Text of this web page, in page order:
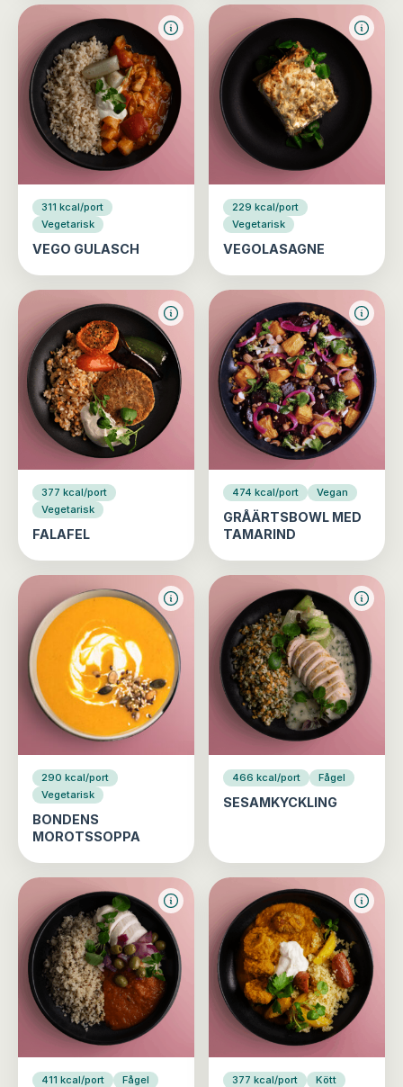
311 kcal/port
Vegetarisk
VEGO GULASCH
229 kcal/port
Vegetarisk
VEGOLASAGNE
377 kcal/port
Vegetarisk
FALAFEL
474 kcal/port Vegan
GRÅÄRTSBOWL MED
TAMARIND
290 kcal/port
Vegetarisk
BONDENS
MOROTSSOPPA
466 kcal/port Fågel
SESAMKYCKLING
411 kcal/port Fågel 377 kcal/port Kött